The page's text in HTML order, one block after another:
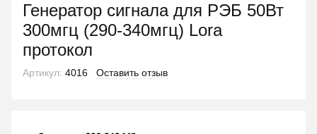
Генератор сигнала для РЭБ 50Вт
300мгц (290-340мгц) Lora
протокол
Артикул: 4016 Оставить отзыв